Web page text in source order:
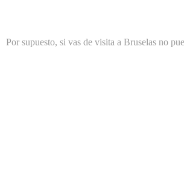
Por supuesto, si vas de visita a Bruselas no